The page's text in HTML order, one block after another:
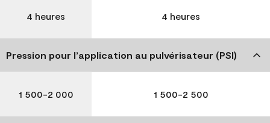
4 heures 4 heures
Pression pour l’application au pulvérisateur (PSI)
1 500-2 000 1 500-2 500